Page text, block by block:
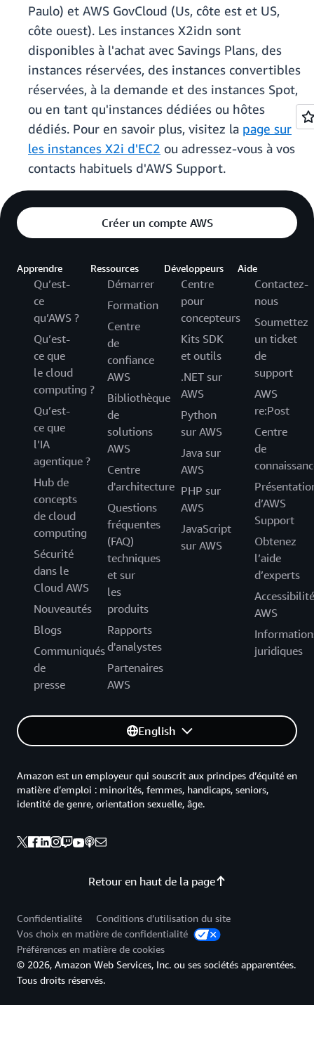
Paulo) et AWS GovCloud (Us, côte est et US,
côte ouest). Les instances X2idn sont
disponibles à l'achat avec Savings Plans, des
instances réservées, des instances convertibles
réservées, à la demande et des instances Spot,
ou en tant qu'instances dédiées ou hôtes
dédiés. Pour en savoir plus, visitez la page sur
les instances X2i d'EC2 ou adressez-vous à vos
contacts habituels d'AWS Support.
Créer un compte AWS
Apprendre
Qu’est-
ce
qu’AWS ?
Qu’est-
ce que
le cloud
computing ?
Qu’est-
ce que
l’IA
agentique ?
Hub de
concepts
de cloud
computing
Sécurité
dans le
Cloud AWS
Nouveautés
Blogs
Communiqués
de
presse
Ressources
Démarrer
Formation
Centre
de
confiance
AWS
Bibliothèque
de
solutions
AWS
Centre
d'architecture
Questions
fréquentes
(FAQ)
techniques
et sur
les
produits
Rapports
d'analystes
Partenaires
AWS
Développeurs
Centre
pour
concepteurs
Kits SDK
et outils
.NET sur
AWS
Python
sur AWS
Java sur
AWS
PHP sur
AWS
JavaScript
sur AWS
Aide
Contactez-
nous
Soumettez
un ticket
de
support
AWS
re:Post
Centre
de
d’AWS
Support
Obtenez
l’aide
d’experts
Accessibilité
AWS
juridiques
English
Retour en haut de la page
Amazon est un employeur qui souscrit aux principes d’équité en
matière d’emploi : minorités, femmes, handicaps, seniors,
identité de genre, orientation sexuelle, âge.
Confidentialité
Conditions d’utilisation du site
Vos choix en matière de confidentialité
Préférences en matière de cookies
© 2026, Amazon Web Services, Inc. ou ses sociétés apparentées.
Tous droits réservés.